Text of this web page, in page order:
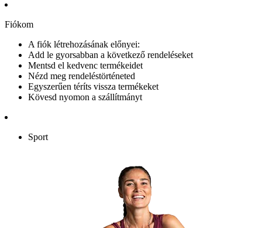
Fiókom
A fiók létrehozásának előnyei:
Add le gyorsabban a következő rendeléseket
Mentsd el kedvenc termékeidet
Nézd meg rendeléstörténeted
Egyszerűen téríts vissza termékeket
Kövesd nyomon a szállítmányt
Sport